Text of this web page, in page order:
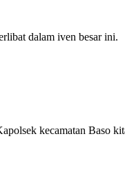
dalam iven besar ini.
kecamatan Baso